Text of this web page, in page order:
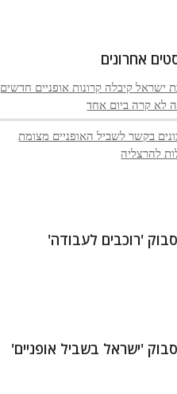
אחרונים
ישראל קיבלה קרונות אופניים חדשים
לא קרה ביום אחד
בקשר לשביל האופניים מצומת
להרצליה
'רוכבים לעבודה'
'ישראל בשביל אופניים'